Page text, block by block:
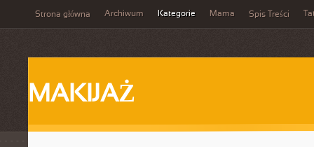
Strona główna Archiwum Kategorie Mama Spis Treści
MAKIJAŻ